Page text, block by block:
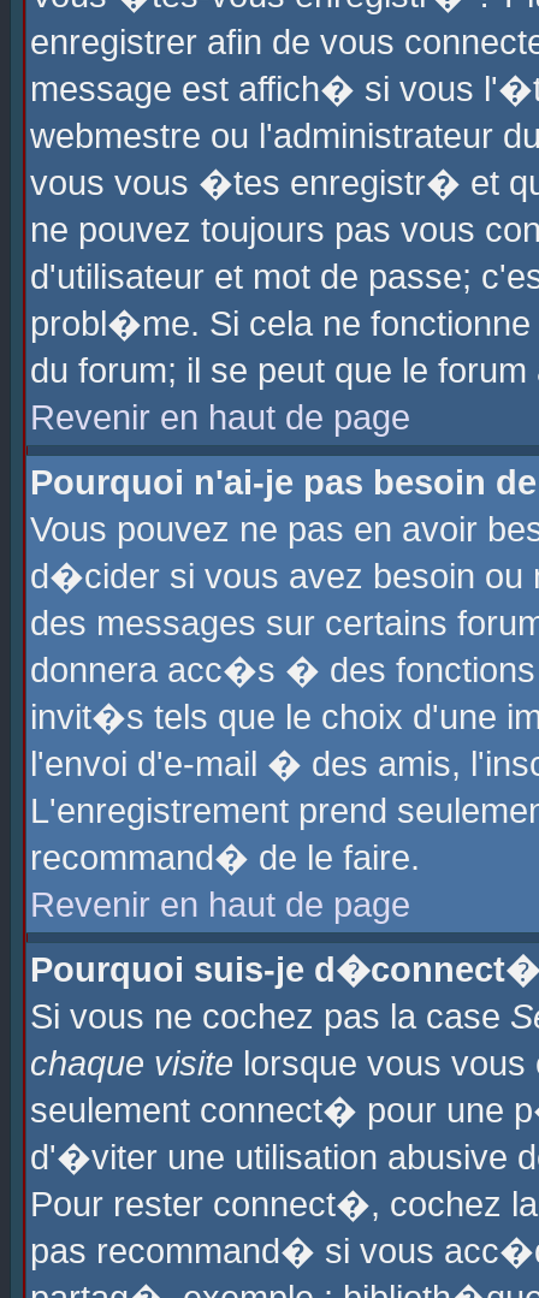
enregistrer afin de vous
message est affich� si vous
webmestre ou l'administrateur
vous vous �tes enregistr� et
ne pouvez toujours pas vous
d'utilisateur et mot de passe;
probl�me. Si cela ne
du forum; il se peut que le
Revenir en haut de page
Pourquoi n'ai-je pas besoin
Vous pouvez ne pas en avoir
d�cider si vous avez besoin ou
des messages sur certains
donnera acc�s � des fonctions
invit�s tels que le choix d'une
l'envoi d'e-mail � des amis,
L'enregistrement prend
recommand� de le faire.
Revenir en haut de page
Pourquoi suis-je
Si vous ne cochez pas la case
chaque visite lorsque vous
seulement connect� pour une
d'�viter une utilisation abusive
Pour rester connect�, cochez
pas recommand� si vous